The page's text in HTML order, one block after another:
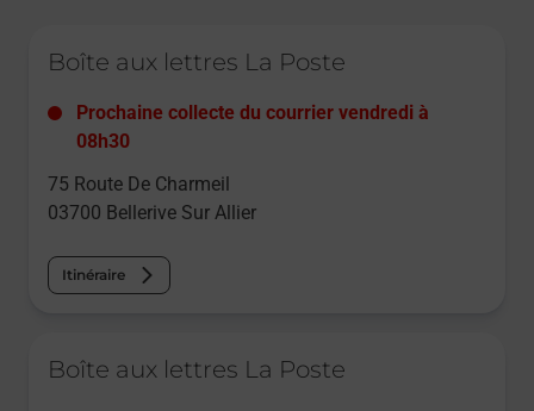
Boîte aux lettres La Poste
Prochaine collecte du courrier vendredi à
08h30
75 Route De Charmeil
03700 Bellerive Sur Allier
Itinéraire
Boîte aux lettres La Poste